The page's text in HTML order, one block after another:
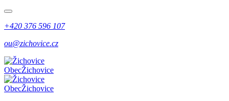
+420 376 596 107
ou@zichovice.cz
ObecŽichovice
ObecŽichovice